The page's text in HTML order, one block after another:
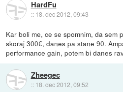
HardFu
:: 18. dec 2012, 09:43
Kar boli me, ce se spomnim, da sem
skoraj 300€, danes pa stane 90.
performance gain, potem bi danes
Zheegec
:: 18. dec 2012, 09:52